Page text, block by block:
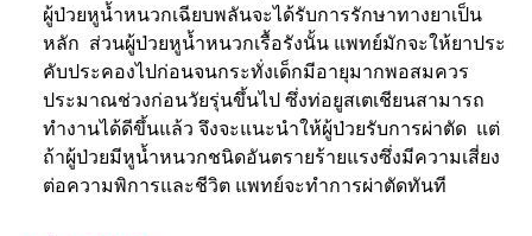
ผู้ป่วยหูน้ำหนวกเฉียบพลันจะได้รับการรักษาทางยาเป็น
หลัก ส่วนผู้ป่วยหูน้ำหนวกเรื้อรังนั้น แพทย์มักจะให้ยาประ
คับประคองไปก่อนจนกระทั่งเด็กมีอายุมากพอสมควร
ประมาณช่วงก่อนวัยรุ่นขึ้นไป ซึ่งท่อยูสเตเชียนสามารถ
ทำงานได้ดีขึ้นแล้ว จึงจะแนะนำให้ผู้ป่วยรับการผ่าตัด แต่
ถ้าผู้ป่วยมีหูน้ำหนวกชนิดอันตรายร้ายแรงซึ่งมีความเสี่ยง
ต่อความพิการและชีวิต แพทย์จะทำการผ่าตัดทันที